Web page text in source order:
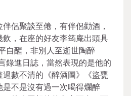
侶聚談至倦，有伴侶勸酒，
，在座的好友李筠庵出頭具
自醒，非別人至逝世陶醉
錄進日誌，當然表現的是他的
數不清的《醉酒圖》《盜甕
不是沒有過一次喝得爛醉